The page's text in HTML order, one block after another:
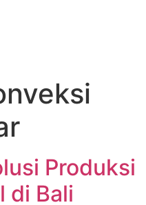
Produksi
di Bali